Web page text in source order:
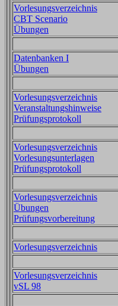
Vorlesungsverzeichnis
CBT Scenario
Übungen
Datenbanken I
Übungen
Vorlesungsverzeichnis
Veranstaltungshinweise
Prüfungsprotokoll
Vorlesungsverzeichnis
Vorlesungsunterlagen
Prüfungsprotokoll
Vorlesungsverzeichnis
Übungen
Prüfungsvorbereitung
Vorlesungsverzeichnis
Vorlesungsverzeichnis
vSL 98